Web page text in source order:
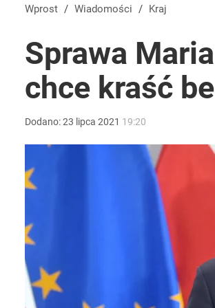
na obchodach rocznicy Nawrockiego.
premier nie może zlekceważyć.
znów wygraża Polsce i atakuje
Wprost / Wiadomości / Kraj
Sprawa
chce kraść
Dodano:23 lipca 2021 19:20